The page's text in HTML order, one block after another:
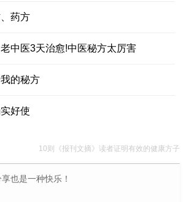
药方
中医3天治愈!中医秘方太厉害
的秘方
好使
10则《报刊文摘》读者证明有效的健康方子